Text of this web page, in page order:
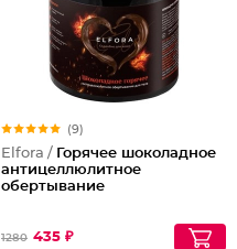
(9)
Elfora / Горячее шоколадное
антицеллюлитное
обертывание
1280 435 ₽